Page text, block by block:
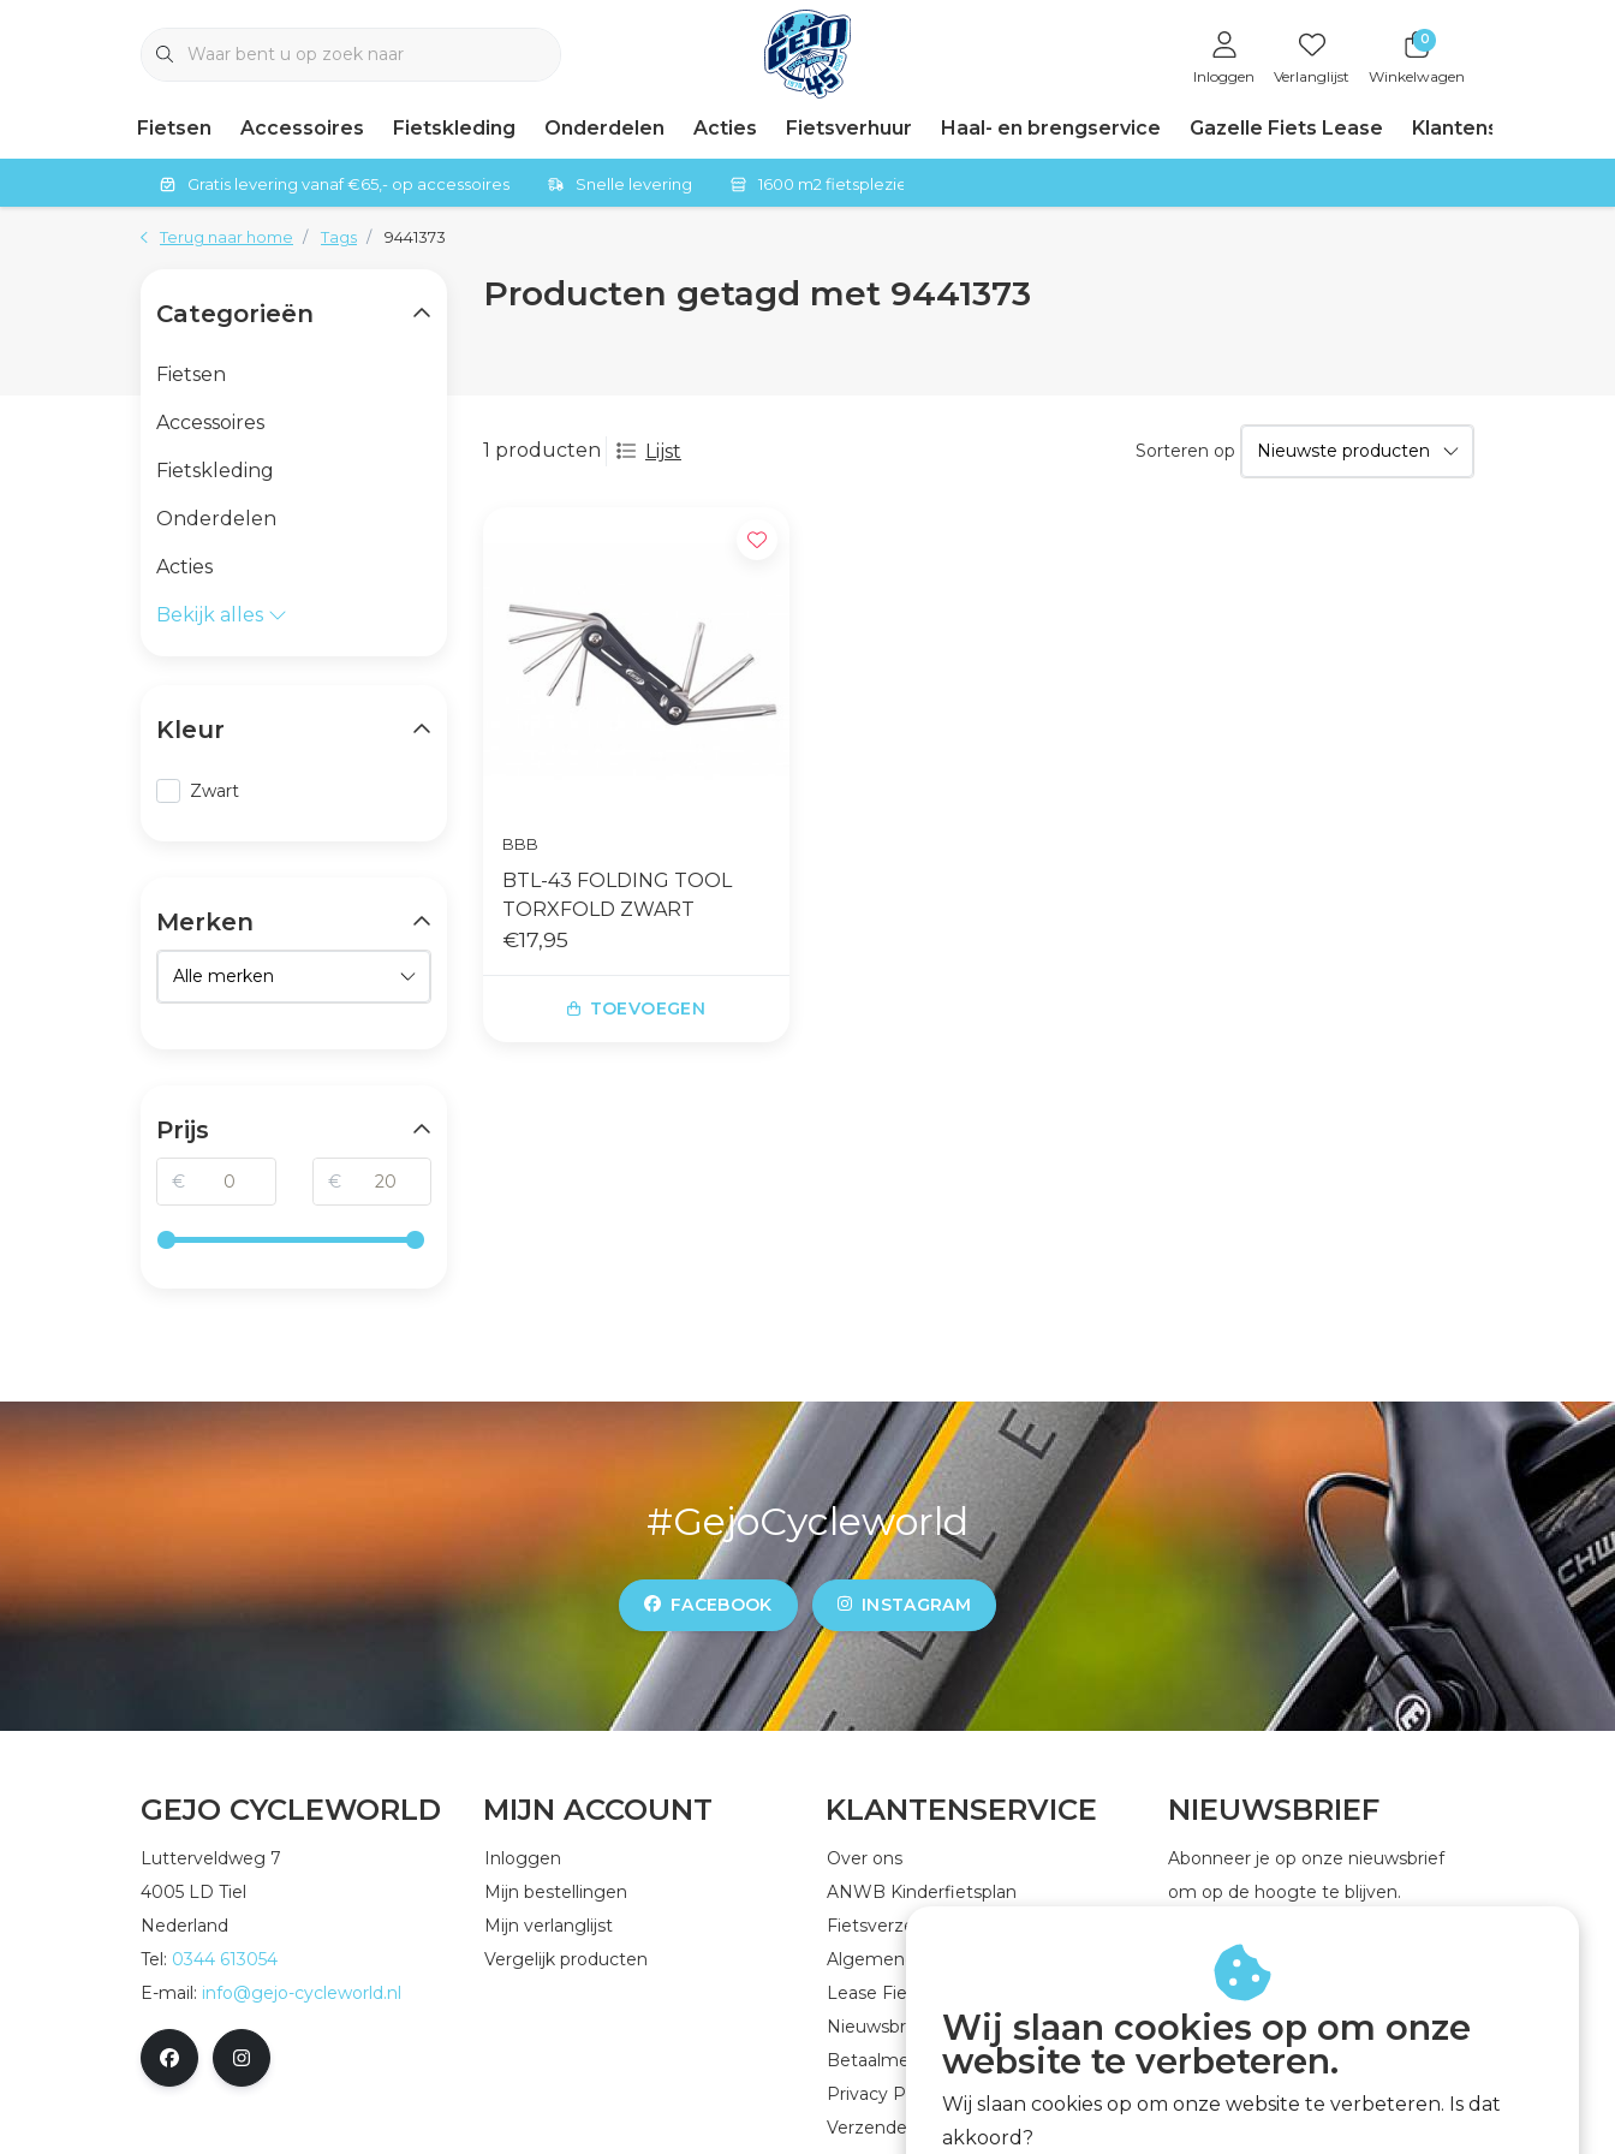
Inloggen Verlanglijst
0
Winkelwagen
Fietsen Accessoires Fietskleding Onderdelen Acties Fietsverhuur Haal- en brengservice Gazelle Fiets Lease Klantenservice
Gratis levering vanaf €65,- op accessoires Snelle levering 1600 m2 fietsplezier in Tiel
Terug naar home Tags 9441373
Producten getagd met 9441373
1 producten Lijst Sorteren op
BBB
BTL-43 FOLDING TOOL
TORXFOLD ZWART
€17,95
TOEVOEGEN
Categorieën
Fietsen
Accessoires
Fietskleding
Onderdelen
Acties
Bekijk alles
Kleur
Zwart
Merken
Prijs
€ €
#GejoCycleworld
FACEBOOK INSTAGRAM
GEJO CYCLEWORLD
Lutterveldweg 7
4005 LD Tiel
Nederland
Tel: 0344 613054
E-mail: info@gejo-cycleworld.nl
MIJN ACCOUNT
Inloggen
Mijn bestellingen
Mijn verlanglijst
Vergelijk producten
KLANTENSERVICE
Over ons
ANWB Kinderfietsplan
Fietsverzekering
Algemene voorwaarden
Lease Fiets
Nieuwsbrief GEJO Cycleworld
Betaalmethoden
Privacy Policy
Verzenden & retourneren
NIEUWSBRIEF
Abonneer je op onze nieuwsbrief
om op de hoogte te blijven.
ABONNEER
Wij slaan cookies op om onze
website te verbeteren.
Wij slaan cookies op om onze website te verbeteren. Is dat
akkoord?